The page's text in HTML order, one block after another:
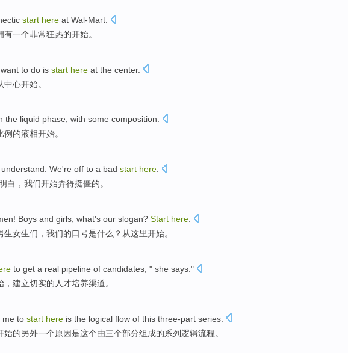
start here at Wal-Mart.
有一个非常狂热的开始。
want to do is start here at the center.
中心开始。
the liquid phase, with some composition.
例 的液相开始。
understand We're off to a bad start here
明白 ， 我们开始弄得挺僵的。
! Boys and girls what's our slogan? Start here
生女生们， 我们的口号是什么 ？ 从这里开始。
to get a real pipeline of candidates , " she says."
建立切实的人才培养渠道。
me to start here is the logical flow of this three-part series
始的另外一个原因是这个由三个部分组成的系列逻辑流程。